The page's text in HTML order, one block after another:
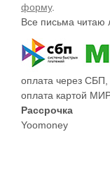
форму.
Все письма читаю
оплата через СБП,
оплата картой
Рассрочка
Yoomoney